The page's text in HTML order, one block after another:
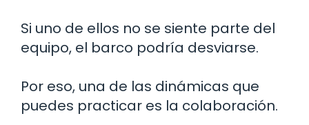
Si uno de ellos no se siente parte del
equipo, el barco podría desviarse.
Por eso, una de las dinámicas que
puedes practicar es la colaboración.